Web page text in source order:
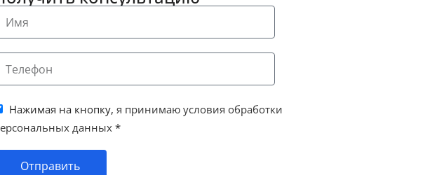
Нажимая на кнопку, я принимаю условия обработки
данных*
Отправить